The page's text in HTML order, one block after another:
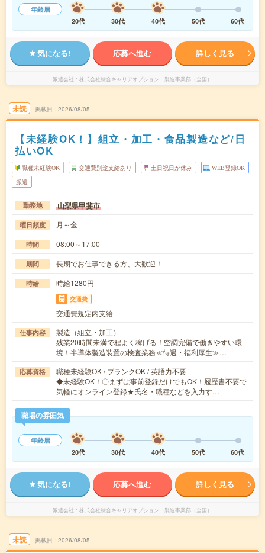
年齢層
20代
30代 40代 50代 60代
気になる! 応募へ進む 詳しく見る
派遣会社 株式会社綜合キャリアオプション 製造事業部（全国）
未読 掲載日 2026/08/05
【未経験OK！】組立・加工・食品製造など/日
払いOK
職種未経験OK 交通費別途支給あり 土日祝日が休み WEB登録OK
派遣
勤務地 山梨県甲斐市
曜日頻度 月～金
時間 08:00～17:00
期間 長期でお仕事できる方、大歓迎！
時給 時給1280円
交通費
交通費規定内支給
仕事内容
製造（組立・加工）
残業20時間未満で程よく稼げる！空調完備で働きやすい環
境！半導体製造装置の検査業務≪待遇・福利厚生≫…
応募資格
職種未経験OK / ブランクOK / 英語力不要
◆未経験OK！〇まずは事前登録だけでもOK！履歴書不要で
気軽にオンライン登録★氏名・職種などを入力す…
職場の雰囲気
年齢層
20代
30代 40代 50代 60代
気になる! 応募へ進む 詳しく見る
派遣会社 株式会社綜合キャリアオプション 製造事業部（全国）
未読 掲載日 2026/08/05